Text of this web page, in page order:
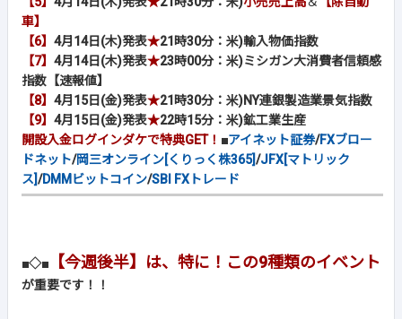
車】
【6】 4月14日(木)発表★21時30分：米)輸入物価指数
【7】 4月14日(木)発表★23時00分：米)ミシガン大消費者信頼感
指数【速報値】
【8】 4月15日(金)発表★21時30分：米)NY連銀製造業景気指数
【9】 4月15日(金)発表★22時15分：米)鉱工業生産
開設入金ログインダケで特典GET！ ■アイネット証券/FXブロー
ドネット/岡三オンライン[くりっく株365]/JFX[マトリック
ス]/DMMビットコイン/SBI FXトレード
■◇■ 【今週後半】は、特に！この9種類のイベント
が重要です！！